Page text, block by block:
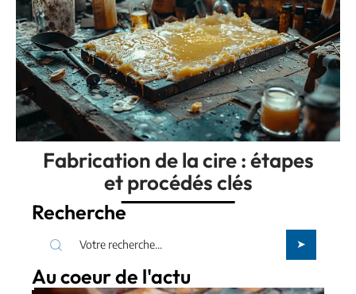
Choix de joint pour carrelage :
critères et types essentiels